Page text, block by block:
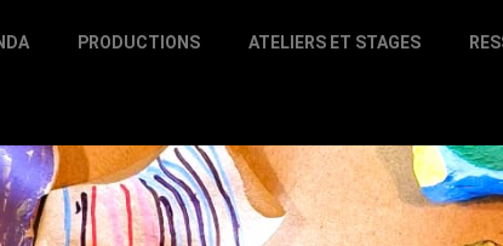
PRODUCTIONS ATELIERS ET STAGES